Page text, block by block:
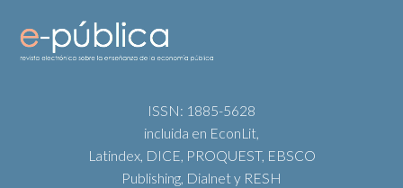
ISSN: 1885-5628
incluida en EconLit,
Latindex, DICE, PROQUEST, EBSCO
Publishing, Dialnet y RESH